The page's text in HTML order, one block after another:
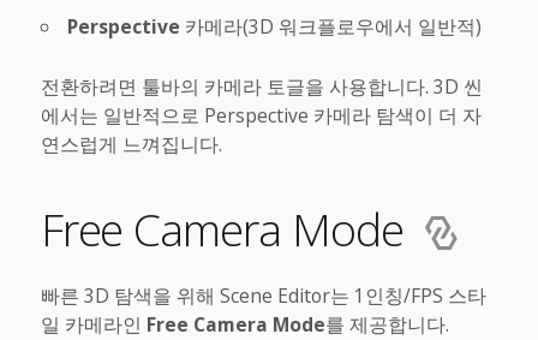
Perspective 카메라(3D 워크플로우에서 일반적)
전환하려면 툴바의 카메라 토글을 사용합니다. 3D 씬
에서는 일반적으로 Perspective 카메라 탐색이 더 자
연스럽게 느껴집니다.
Free Camera Mode
빠른 3D 탐색을 위해 Scene Editor는 1인칭/FPS 스타
일 카메라인 Free Camera Mode를 제공합니다.